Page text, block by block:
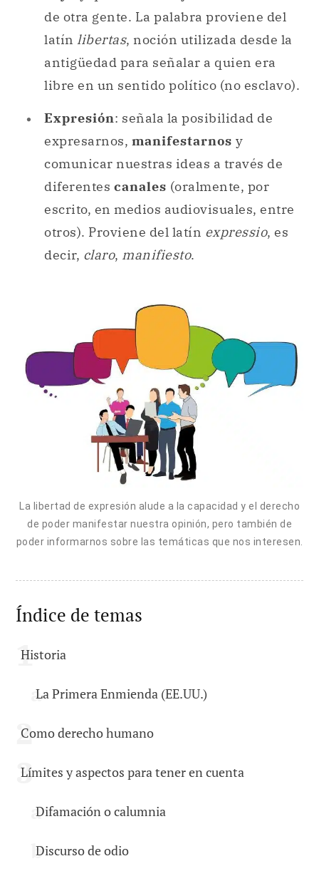
de otra gente. La palabra proviene del
latín libertas, noción utilizada desde la
antigüedad para señalar a quien era
libre en un sentido político (no esclavo).
Expresión: señala la posibilidad de
expresarnos, manifestarnos y
comunicar nuestras ideas a través de
diferentes canales (oralmente, por
escrito, en medios audiovisuales, entre
otros). Proviene del latín expressio, es
decir, claro, manifiesto.
La libertad de expresión alude a la capacidad y el derecho
de poder manifestar nuestra opinión, pero también de
poder informarnos sobre las temáticas que nos interesen.
Índice de temas
Historia
La Primera Enmienda (EE.UU.)
Como derecho humano
Límites y aspectos para tener en cuenta
Difamación o calumnia
Discurso de odio